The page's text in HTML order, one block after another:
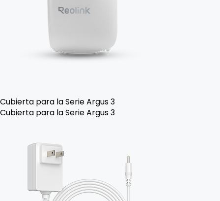
Cubierta para la Serie Argus 3
Cubierta para la Serie Argus 3